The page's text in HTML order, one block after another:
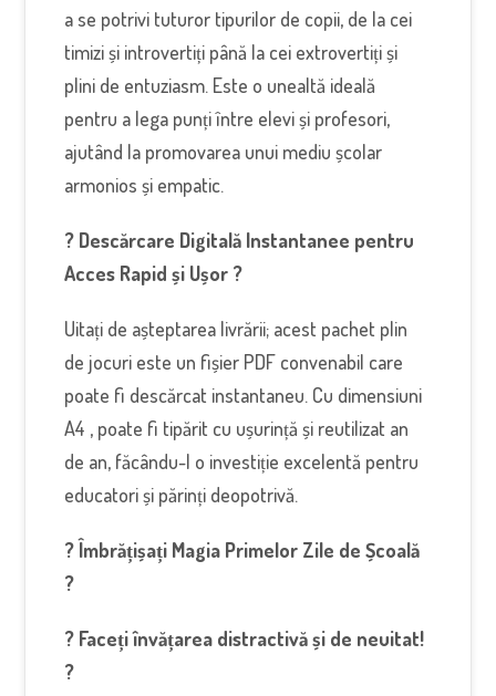
a se potrivi tuturor tipurilor de copii, de la cei
timizi și introvertiți până la cei extrovertiți și
plini de entuziasm. Este o unealtă ideală
pentru a lega punți între elevi și profesori,
ajutând la promovarea unui mediu școlar
armonios și empatic.
? Descărcare Digitală Instantanee pentru
Acces Rapid și Ușor ?
Uitați de așteptarea livrării; acest pachet plin
de jocuri este un fișier PDF convenabil care
poate fi descărcat instantaneu. Cu dimensiuni
A4 , poate fi tipărit cu ușurință și reutilizat an
de an, făcându-l o investiție excelentă pentru
educatori și părinți deopotrivă.
? Îmbrățișați Magia Primelor Zile de Școală
?
? Faceți învățarea distractivă și de neuitat!
?